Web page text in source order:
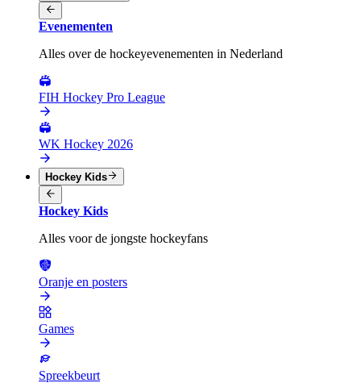
Evenementen
Alles over de hockeyevenementen in Nederland
FIH Hockey Pro League
WK Hockey 2026
Hockey Kids
Hockey Kids
Alles voor de jongste hockeyfans
Oranje en posters
Games
Spreekbeurt